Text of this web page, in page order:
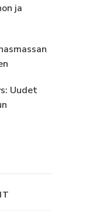
ja
Uudet